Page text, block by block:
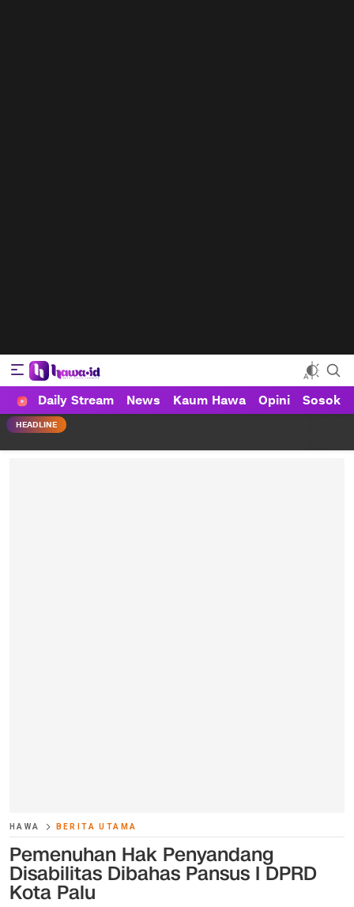
HAWA
Haluan Wanita Indonesia
Daily Stream News Kaum Hawa Opini Sosok
HEADLINE
HAWA BERITA UTAMA
Pemenuhan Hak Penyandang
Disabilitas Dibahas Pansus I DPRD
Kota Palu